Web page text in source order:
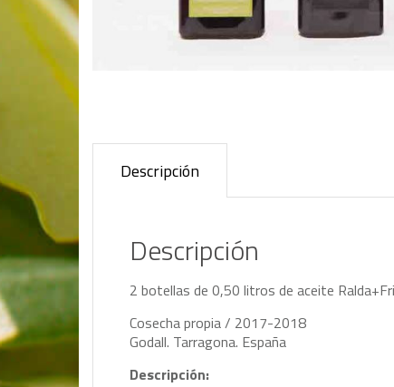
Descripción
Descripción
2 botellas de 0,50 litros de aceite
Cosecha propia / 2017-2018
Godall. Tarragona. España
Descripción: